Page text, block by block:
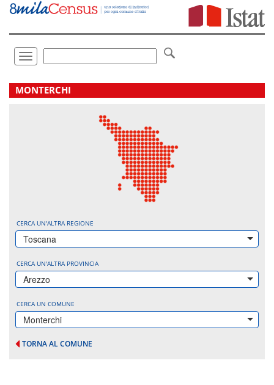
Vai
direttamente
Toggle
navigation
.
MONTERCHI
CERCA UN'ALTRA REGIONE
Toscana
CERCA UN'ALTRA PROVINCIA
Arezzo
CERCA UN COMUNE
Monterchi
TORNA AL COMUNE